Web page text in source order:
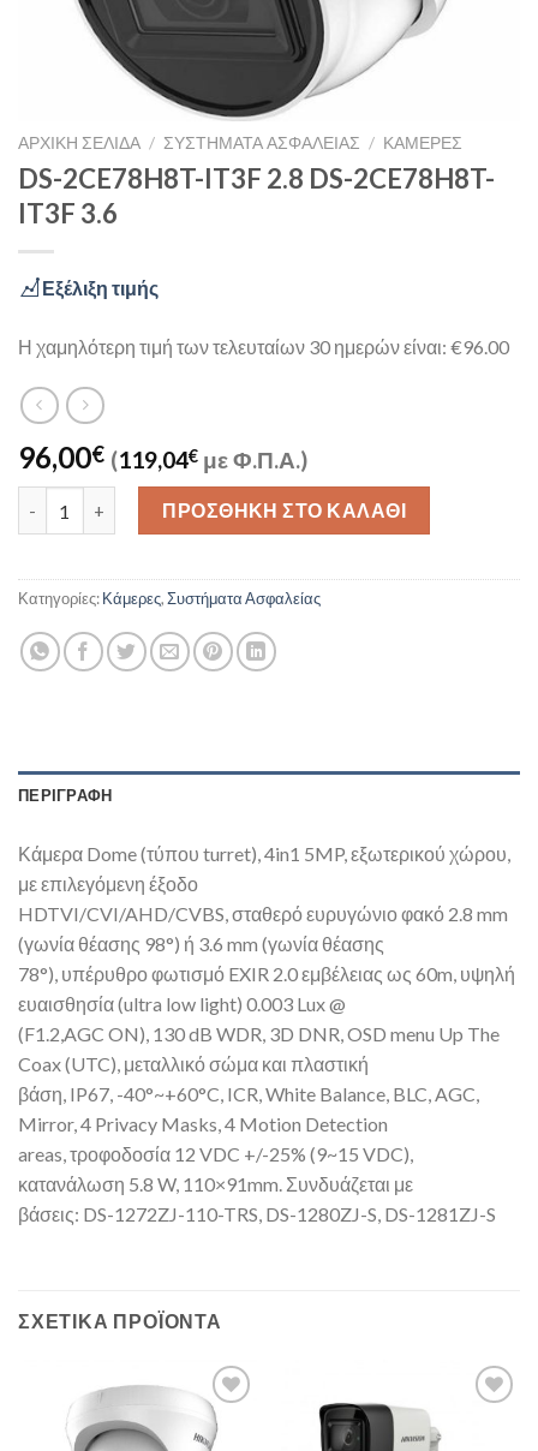
ΑΡΧΙΚΉ ΣΕΛΊΔΑ / ΣΥΣΤΉΜΑΤΑ ΑΣΦΑΛΕΊΑΣ / ΚΆΜΕΡΕΣ
DS-2CE78H8T-IT3F 2.8 DS-2CE78H8T-
IT3F 3.6
Εξέλιξη τιμής
Η χαμηλότερη τιμή των τελευταίων 30 ημερών είναι: €96.00
96,00€ (119,04€ με Φ.Π.Α.)
DS-2CE78H8T-IT3F 2.8 DS-2CE78H8T-IT3F 3.6 ποσότητα
ΠΡΟΣΘΉΚΗ ΣΤΟ ΚΑΛΆΘΙ
Κατηγορίες:Κάμερες,Συστήματα Ασφαλείας
ΠΕΡΙΓΡΑΦΉ
Κάμερα Dome (τύπου turret), 4in1 5MP, εξωτερικού χώρου,
με επιλεγόμενη έξοδο
HDTVI/CVI/AHD/CVBS, σταθερό ευρυγώνιο φακό 2.8 mm
(γωνία θέασης 98°) ή 3.6 mm (γωνία θέασης
78°), υπέρυθρο φωτισμό EXIR 2.0 εμβέλειας ως 60m, υψηλή
ευαισθησία (ultra low light) 0.003 Lux @
(F1.2,AGC ON), 130 dB WDR, 3D DNR, OSD menu Up The
Coax (UTC), μεταλλικό σώμα και πλαστική
βάση, IP67, -40°~+60°C, ICR, White Balance, BLC, AGC,
Mirror, 4 Privacy Masks, 4 Motion Detection
areas, τροφοδοσία 12 VDC +/-25% (9~15 VDC),
κατανάλωση 5.8 W, 110×91mm. Συνδυάζεται με
βάσεις: DS-1272ZJ-110-TRS, DS-1280ZJ-S, DS-1281ZJ-S
ΣΧΕΤΙΚΆ ΠΡΟΪΌΝΤΑ